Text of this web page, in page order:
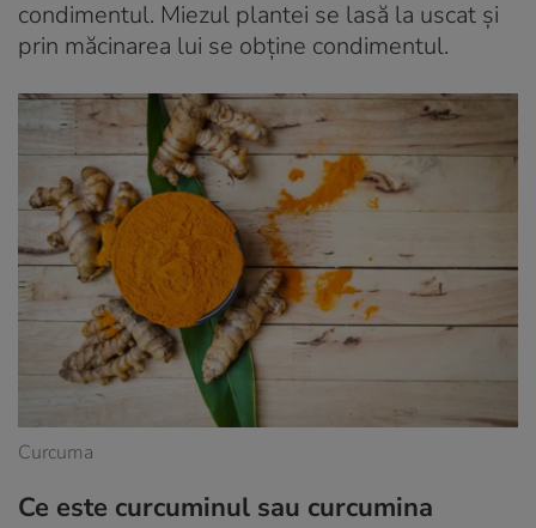
condimentul. Miezul plantei se lasă la uscat și
prin măcinarea lui se obține condimentul.
Curcuma
Ce este curcuminul sau curcumina